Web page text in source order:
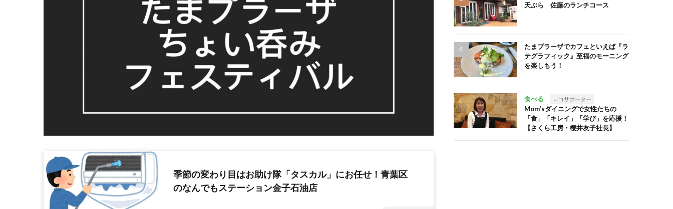
季節の変わり目はお助け隊「タスカル」にお任せ！青葉区
のなんでもステーション金子石油店
天ぷら 佐藤のランチコース
たまプラーザでカフェといえば『ラ
テグラフィック』至福のモーニング
を楽しもう！
食べる ロコサポーター
Mom’sダイニングで女性たちの
「食」「キレイ」「学び」を応援！
【さくら工房・櫻井友子社長】